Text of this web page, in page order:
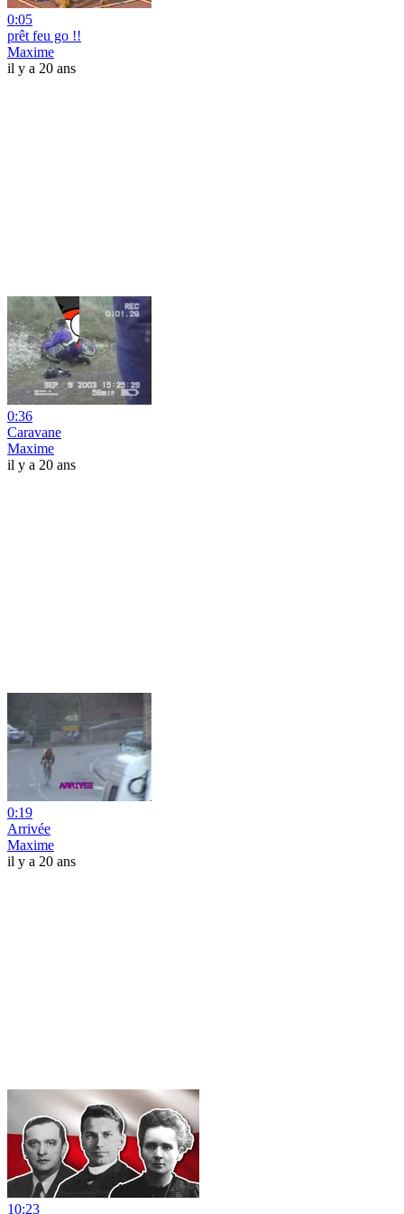
0:05
prêt feu go !!
Maxime
il y a 20 ans
0:36
Caravane
Maxime
il y a 20 ans
0:19
Arrivée
Maxime
il y a 20 ans
10:23